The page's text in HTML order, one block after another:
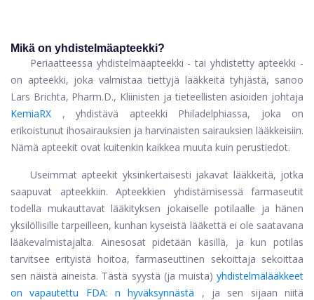
Mikä on yhdistelmäapteekki?
Periaatteessa yhdistelmäapteekki - tai yhdistetty apteekki -
on apteekki, joka valmistaa tiettyjä lääkkeitä tyhjästä, sanoo
Lars Brichta, Pharm.D., Kliinisten ja tieteellisten asioiden johtaja
KemiaRX
, yhdistävä apteekki Philadelphiassa, joka on
erikoistunut ihosairauksien ja harvinaisten sairauksien lääkkeisiin.
Nämä apteekit ovat kuitenkin kaikkea muuta kuin perustiedot.
Useimmat apteekit yksinkertaisesti jakavat lääkkeitä, jotka
saapuvat apteekkiin. Apteekkien yhdistämisessä farmaseutit
todella mukauttavat lääkityksen jokaiselle potilaalle ja hänen
yksilöllisille tarpeilleen, kunhan kyseistä lääkettä ei ole saatavana
lääkevalmistajalta. Ainesosat pidetään käsillä, ja kun potilas
tarvitsee erityistä hoitoa, farmaseuttinen sekoittaja sekoittaa
sen näistä aineista. Tästä syystä (ja muista) yhdistelmälääkkeet
on vapautettu FDA: n hyväksynnästä
, ja sen sijaan niitä